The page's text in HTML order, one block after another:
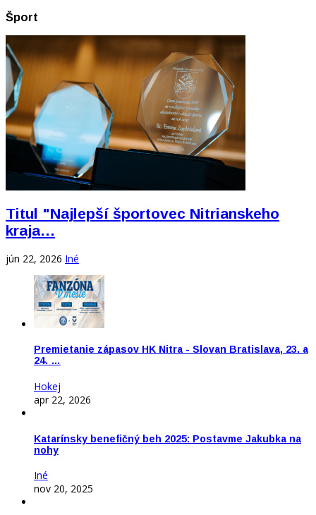
Šport
Titul "Najlepší športovec Nitrianskeho
kraja…
jún 22, 2026 Iné
Premietanie zápasov HK Nitra - Slovan Bratislava, 23. a
24. …
Hokej
apr 22, 2026
Katarínsky benefičný beh 2025: Postavme Jakubka na
nohy
Iné
nov 20, 2025